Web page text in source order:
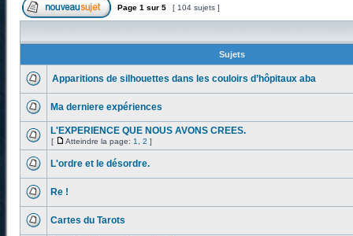
Page 1 sur 5 [ 104 sujets ]
Sujets
Apparitions de silhouettes dans les couloirs d’hôpitaux aba
Ma derniere expériences
L'EXPERIENCE QUE NOUS AVONS CREES.
[ Atteindre la page: 1 2 ]
L'ordre et le désordre.
Re !
Cartes du Tarots